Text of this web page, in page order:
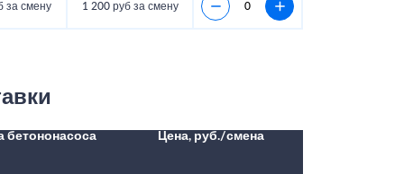
за смену 1 200 руб за смену
бетононасоса Цена, руб./смена